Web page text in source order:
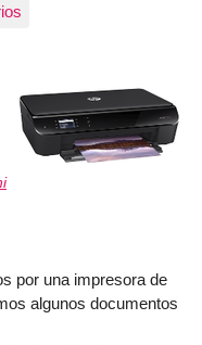
por una impresora de
algunos documentos